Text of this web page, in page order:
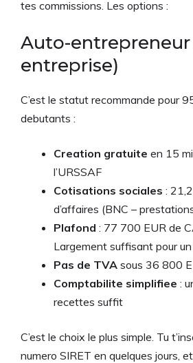
tes commissions. Les options :
Auto-
entreprise)
C’est le statut recommande pour
debutants :
Creation gratuite en 15
l’URSSAF
Cotisations sociales :
d’affaires (BNC –
Plafond : 77 700 EUR de
Largement suffisant pour
Pas de TVA sous 36 800
Comptabilite simplifiee :
recettes suffit
C’est le choix le plus simple. Tu
numero SIRET en quelques jours,